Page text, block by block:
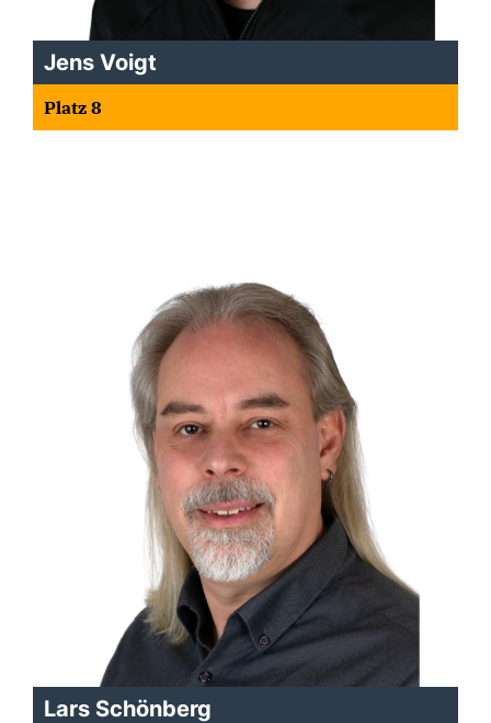
Jens Voigt
Platz 8
Lars Schönberg